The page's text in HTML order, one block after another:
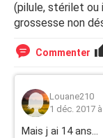
(pilule, stérilet ou
grossesse non
Commenter
Louane210
1 déc. 2017
Mais j ai 14 ans...